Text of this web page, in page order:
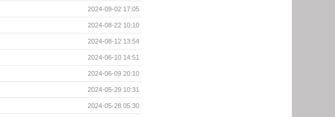
2024-09-02 17:05
2024-08-22 10:10
2024-08-12 13:54
2024-06-10 14:51
2024-06-09 20:10
2024-05-29 10:31
2024-05-28 05:30